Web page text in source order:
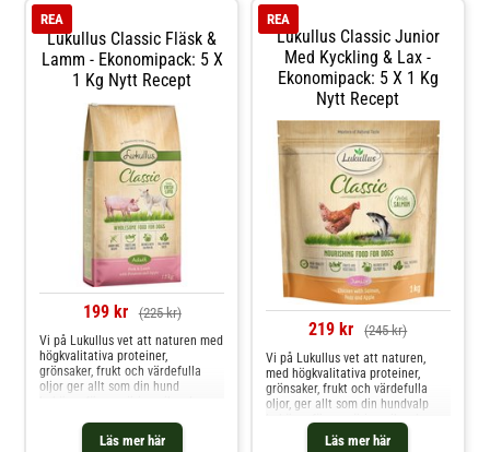
din hund får alla näri
Lukullus Classic Fläsk &
Lamm - Ekonomipack: 5 X
1 Kg Nytt Recept
REA
199 kr (225 kr)
Läs mer här
Vi på Lukullus vet att naturen med
högkvalitativa proteiner,
grönsaker, frukt och värdefulla
oljor ger allt som din hund
välsmakande, naturliga måltider
med ett urval av de finaste,
Lukullus Classic Junior
Med Kyckling & Lax -
Ekonomipack: 5 X 1 Kg
Nytt Recept
REA
219 kr (245 kr)
Läs mer här
Vi på Lukullus vet att naturen,
med högkvalitativa proteiner,
grönsaker, frukt och värdefulla
oljor, ger allt som din hundvalp
behöver för en näringsrik och
smaklig kost. Att skapa smakrika,